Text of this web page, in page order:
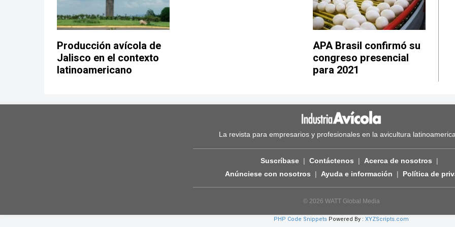
Producción avícola de
Jalisco en el contexto
latinoamericano
APA Brasil confirmó su
congreso presencial
para 2021
La revista para empresarios y profesionales en la avicultura
Suscríbase Contáctenos
Acerca de nosotros
Anúnciese con nosotros
Ayuda e información Política de
© 2026 WATT Global Media
PHP Code Snippets Powered By : XYZScripts.com